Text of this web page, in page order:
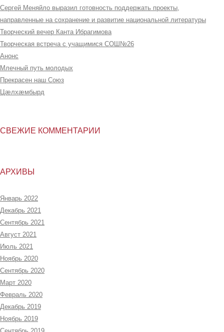
Сергей Меняйло выразил готовность поддержать проекты,
направленные на сохранение и развитие национальной литературы
Творческий вечер Канта Ибрагимова
Творческая встреча с учащимися СОШ№26
Анонс
Млечный путь молодых
Прекрасен наш Союз
Цæлхæмбырд
СВЕЖИЕ КОММЕНТАРИИ
АРХИВЫ
Январь 2022
Декабрь 2021
Сентябрь 2021
Август 2021
Июль 2021
Ноябрь 2020
Сентябрь 2020
Март 2020
Февраль 2020
Декабрь 2019
Ноябрь 2019